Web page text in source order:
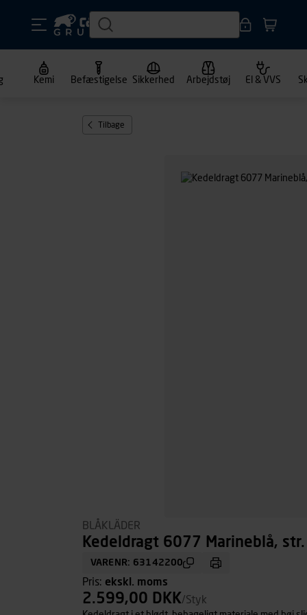
Kemi Befæstigelse Sikkerhed Arbejdstøj El & VVS
Tilbage
BLÅKLÄDER
Kedeldragt 6077 Marineblå, str.
VARENR: 63142200
Pris: ekskl. moms
2.599,00 DKK/Styk